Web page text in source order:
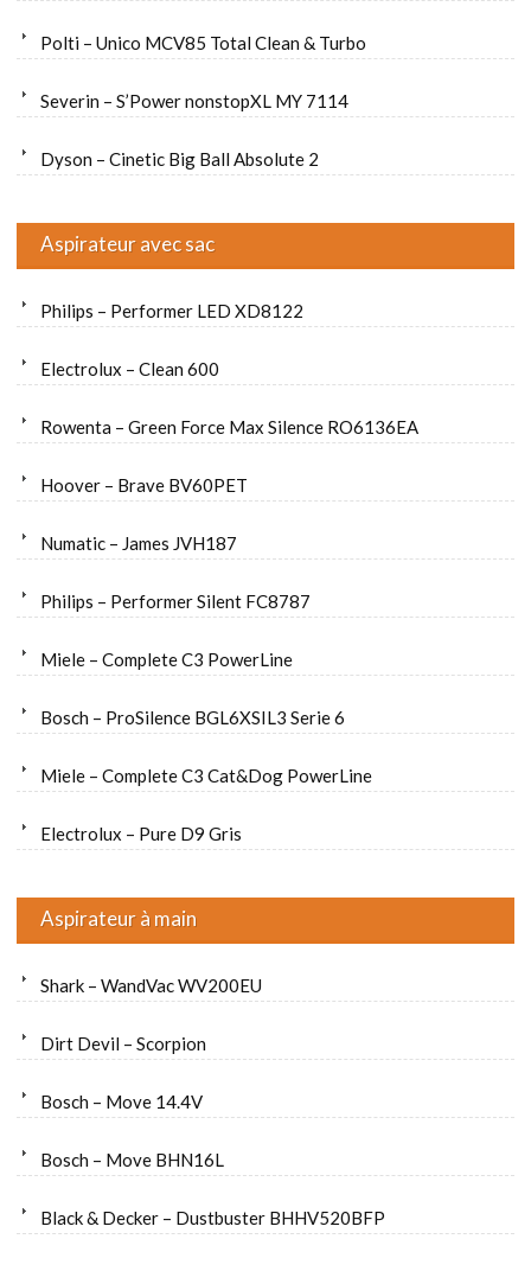
Polti – Unico MCV85 Total Clean & Turbo
Severin – S’Power nonstopXL MY 7114
Dyson – Cinetic Big Ball Absolute 2
Aspirateur avec sac
Philips – Performer LED XD8122
Electrolux – Clean 600
Rowenta – Green Force Max Silence RO6136EA
Hoover – Brave BV60PET
Numatic – James JVH187
Philips – Performer Silent FC8787
Miele – Complete C3 PowerLine
Bosch – ProSilence BGL6XSIL3 Serie 6
Miele – Complete C3 Cat&Dog PowerLine
Electrolux – Pure D9 Gris
Aspirateur à main
Shark – WandVac WV200EU
Dirt Devil – Scorpion
Bosch – Move 14.4V
Bosch – Move BHN16L
Black & Decker – Dustbuster BHHV520BFP